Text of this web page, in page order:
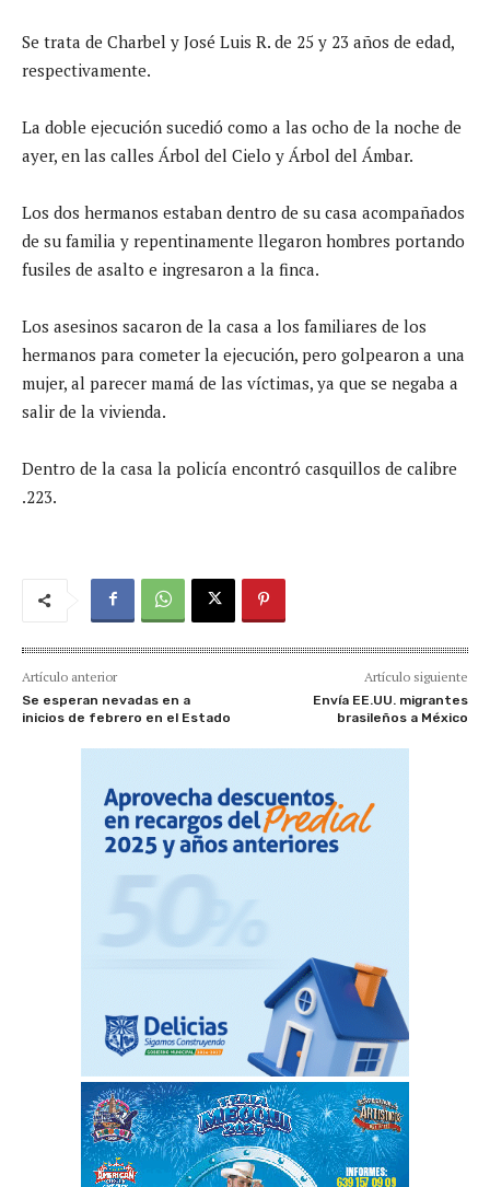
Se trata de Charbel y José Luis R. de 25 y 23 años de edad,
respectivamente.
La doble ejecución sucedió como a las ocho de la noche de
ayer, en las calles Árbol del Cielo y Árbol del Ámbar.
Los dos hermanos estaban dentro de su casa acompañados
de su familia y repentinamente llegaron hombres portando
fusiles de asalto e ingresaron a la finca.
Los asesinos sacaron de la casa a los familiares de los
hermanos para cometer la ejecución, pero golpearon a una
mujer, al parecer mamá de las víctimas, ya que se negaba a
salir de la vivienda.
Dentro de la casa la policía encontró casquillos de calibre
.223.
Artículo anterior
Se esperan nevadas en a
inicios de febrero en el Estado
Artículo siguiente
Envía EE.UU. migrantes
brasileños a México